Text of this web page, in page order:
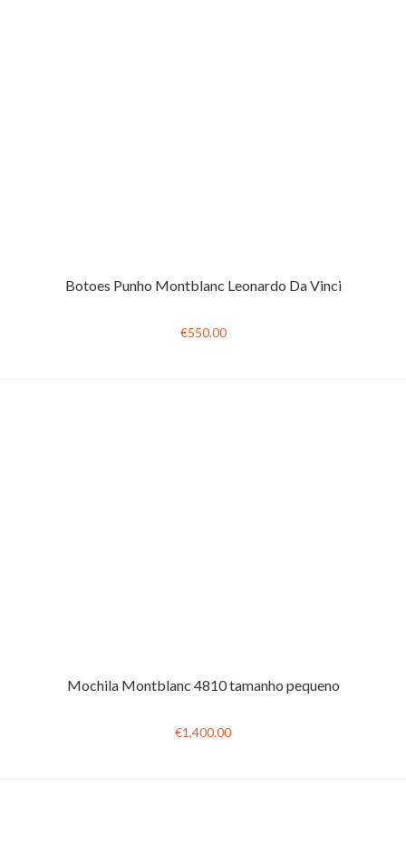
Botoes Punho Montblanc Leonardo Da Vinci
€550.00
Mochila Montblanc 4810 tamanho pequeno
€1,400.00